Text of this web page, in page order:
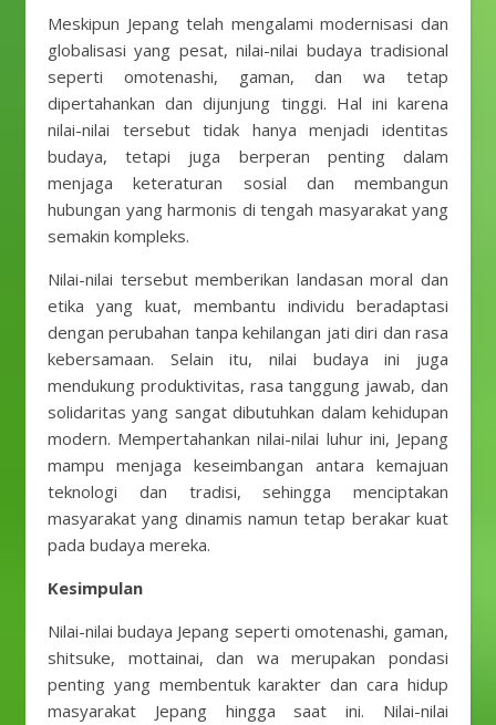
Meskipun Jepang telah mengalami modernisasi dan
globalisasi yang pesat, nilai-nilai budaya tradisional
seperti omotenashi, gaman, dan wa tetap
dipertahankan dan dijunjung tinggi. Hal ini karena
nilai-nilai tersebut tidak hanya menjadi identitas
budaya, tetapi juga berperan penting dalam
menjaga keteraturan sosial dan membangun
hubungan yang harmonis di tengah masyarakat yang
semakin kompleks.
Nilai-nilai tersebut memberikan landasan moral dan
etika yang kuat, membantu individu beradaptasi
dengan perubahan tanpa kehilangan jati diri dan rasa
kebersamaan. Selain itu, nilai budaya ini juga
mendukung produktivitas, rasa tanggung jawab, dan
solidaritas yang sangat dibutuhkan dalam kehidupan
modern. Mempertahankan nilai-nilai luhur ini, Jepang
mampu menjaga keseimbangan antara kemajuan
teknologi dan tradisi, sehingga menciptakan
masyarakat yang dinamis namun tetap berakar kuat
pada budaya mereka.
Kesimpulan
Nilai-nilai budaya Jepang seperti omotenashi, gaman,
shitsuke, mottainai, dan wa merupakan pondasi
penting yang membentuk karakter dan cara hidup
masyarakat Jepang hingga saat ini. Nilai-nilai